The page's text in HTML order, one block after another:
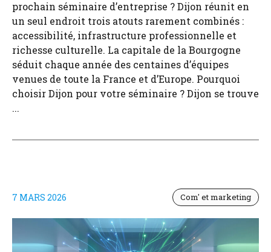
prochain séminaire d’entreprise ? Dijon réunit en
un seul endroit trois atouts rarement combinés :
accessibilité, infrastructure professionnelle et
richesse culturelle. La capitale de la Bourgogne
séduit chaque année des centaines d’équipes
venues de toute la France et d’Europe. Pourquoi
choisir Dijon pour votre séminaire ? Dijon se trouve
...
7 MARS 2026 Com' et marketing